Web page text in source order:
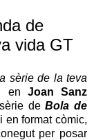
de
vida GT
sèrie de la teva
en Joan Sanz
sèrie deBola de
en format còmic,
per posar